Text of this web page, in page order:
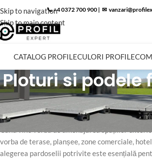
Skip to navigation
Skip to main content
📞 +4 0372 700 900 | ✉︎
CATALOG PROFILECULORI PROFILE
Ploturi si podele
Descoperiți Avantajele Pardoselii Flotante de
Deck, placari dale si piatra naturala pe suporti
Când vine vorba de amenajarea spațiilor
vorba de terase, planșee, zone comerciale,
alegerea pardoselii potrivite este esențială